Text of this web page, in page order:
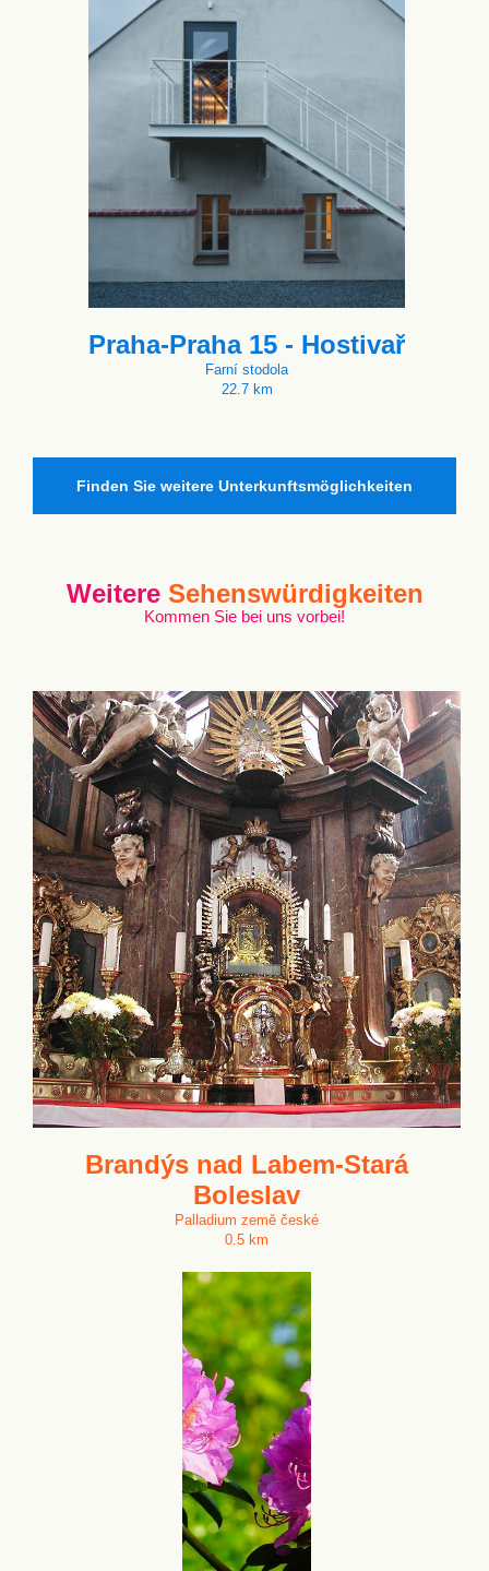
Praha-Praha 15 - Hostivař
Farní stodola
22.7 km
Finden Sie weitere Unterkunftsmöglichkeiten
Weitere Sehenswürdigkeiten
Kommen Sie bei uns vorbei!
Brandýs nad Labem-Stará
Boleslav
Palladium země české
0.5 km